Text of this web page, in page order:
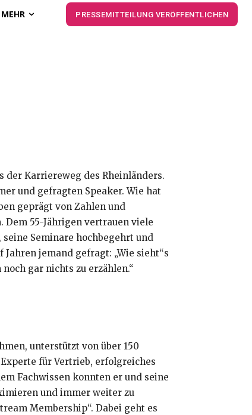
MEHR PRESSEMITTEILUNG VERÖFFENTLICHEN
Karriereweg des Rheinländers.
und gefragten Speaker. Wie hat
geprägt von Zahlen und
55-Jährigen vertrauen viele
Seminare hochbegehrt und
jemand gefragt: „Wie sieht“s
gar nichts zu erzählen.“
unterstützt von über 150
für Vertrieb, erfolgreiches
Fachwissen konnten er und seine
und immer weiter zu
Membership“. Dabei geht es